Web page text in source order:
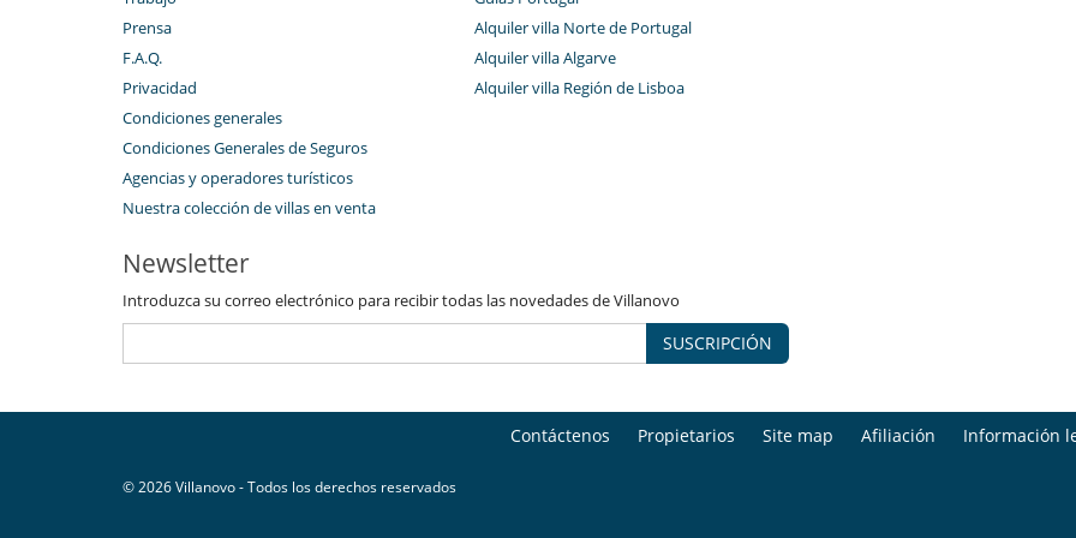
Prensa
F.A.Q.
Privacidad
Condiciones generales
Condiciones Generales de Seguros
Agencias y operadores turísticos
Nuestra colección de villas en venta
Alquiler villa Norte de Portugal
Alquiler villa Algarve
Alquiler villa Región de Lisboa
Newsletter
Introduzca su correo electrónico para recibir todas las novedades de Villanovo
SUSCRIPCIÓN
Contáctenos Propietarios Site map Afiliación Información
© 2026 Villanovo - Todos los derechos reservados